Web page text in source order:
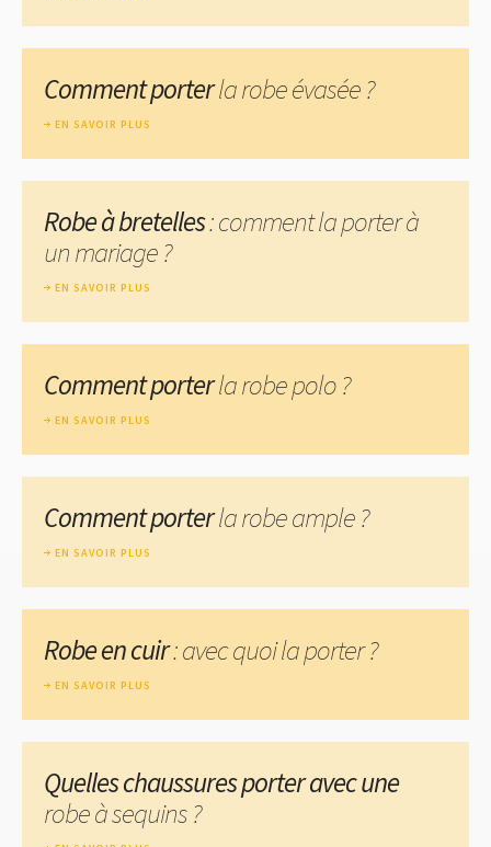
Comment porterla robe évasée ?
EN SAVOIR PLUS
Robe à bretelles: comment la porter à
un mariage ?
EN SAVOIR PLUS
Comment porterla robe polo ?
EN SAVOIR PLUS
Comment porterla robe ample ?
EN SAVOIR PLUS
Robe en cuir: avec quoi la porter ?
EN SAVOIR PLUS
Quelles chaussures porter avec une
robe à sequins ?